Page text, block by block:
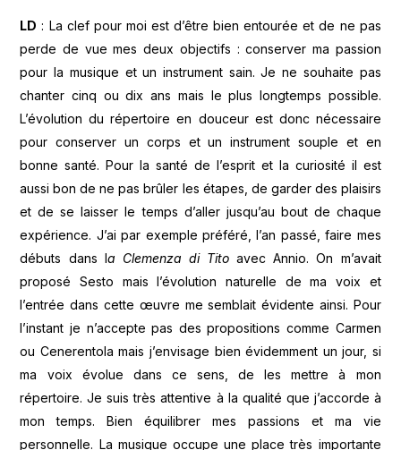
LD : La clef pour moi est d’être bien entourée et de ne pas
perde de vue mes deux objectifs : conserver ma passion
pour la musique et un instrument sain. Je ne souhaite pas
chanter cinq ou dix ans mais le plus longtemps possible.
L’évolution du répertoire en douceur est donc nécessaire
pour conserver un corps et un instrument souple et en
bonne santé. Pour la santé de l’esprit et la curiosité il est
aussi bon de ne pas brûler les étapes, de garder des plaisirs
et de se laisser le temps d’aller jusqu’au bout de chaque
expérience. J’ai par exemple préféré, l’an passé, faire mes
débuts dans la Clemenza di Tito avec Annio. On m’avait
proposé Sesto mais l’évolution naturelle de ma voix et
l’entrée dans cette œuvre me semblait évidente ainsi. Pour
l’instant je n’accepte pas des propositions comme Carmen
ou Cenerentola mais j’envisage bien évidemment un jour, si
ma voix évolue dans ce sens, de les mettre à mon
répertoire. Je suis très attentive à la qualité que j’accorde à
mon temps. Bien équilibrer mes passions et ma vie
personnelle. La musique occupe une place très importante